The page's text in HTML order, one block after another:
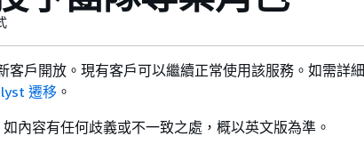
戶開放。現有客戶可以繼續正常使用該服務。如需詳細
遷移 。
內容有任何歧義或不一致之處，概以英文版為準。